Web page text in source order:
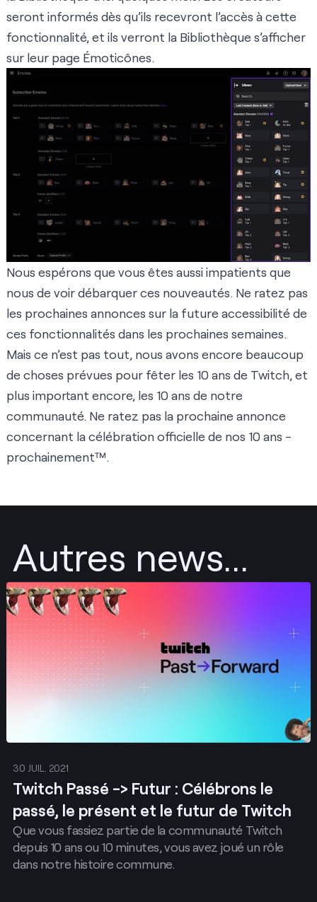
seront informés dès qu’ils recevront l’accès à cette
fonctionnalité, et ils verront la Bibliothèque s’afficher
sur leur page Émoticônes.
Nous espérons que vous êtes aussi impatients que
nous de voir débarquer ces nouveautés. Ne ratez pas
les prochaines annonces sur la future accessibilité de
ces fonctionnalités dans les prochaines semaines.
Mais ce n’est pas tout, nous avons encore beaucoup
de choses prévues pour fêter les 10 ans de Twitch, et
plus important encore, les 10 ans de notre
communauté. Ne ratez pas la prochaine annonce
concernant la célébration officielle de nos 10 ans -
prochainement™.
Autres news...
30 JUIL. 2021
Twitch Passé -> Futur : Célébrons le
passé, le présent et le futur de Twitch
Que vous fassiez partie de la communauté Twitch
depuis 10 ans ou 10 minutes, vous avez joué un rôle
dans notre histoire commune.
Envoyer